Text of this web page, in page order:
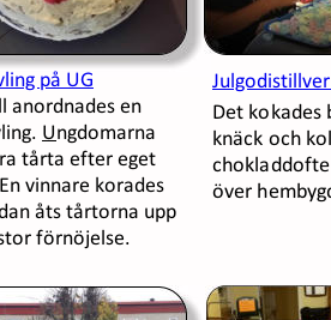
på UG
anordnades en
U ngdomarna
tårta efter eget
vinnare korades
åts tårtorna upp
förnöjelse.
Det kokades
knäck och
över